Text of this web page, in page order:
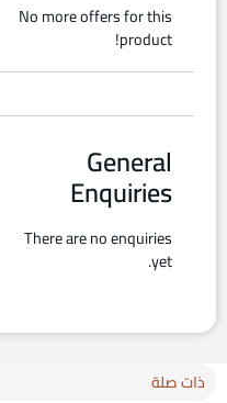
No more offers for this
product!
General
Enquiries
There are no enquiries
yet.
ذات صلة